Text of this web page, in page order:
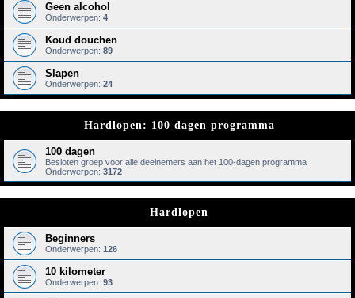
Geen alcohol
Onderwerpen: 4
Koud douchen
Onderwerpen: 89
Slapen
Onderwerpen: 24
Hardlopen: 100 dagen programma
100 dagen
Besloten groep voor alle deelnemers aan het 100-dagen programma
Onderwerpen: 3172
Hardlopen
Beginners
Onderwerpen: 126
10 kilometer
Onderwerpen: 93